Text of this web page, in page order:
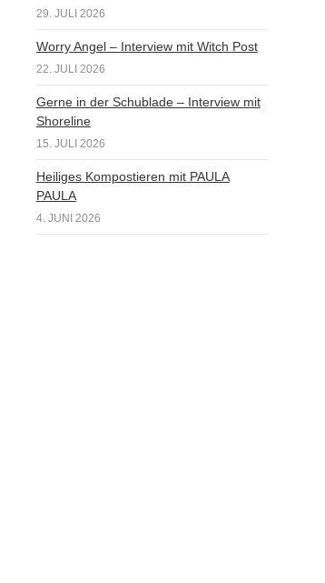
29. JULI 2026
Worry Angel – Interview mit Witch Post
22. JULI 2026
Gerne in der Schublade – Interview mit
Shoreline
15. JULI 2026
Heiliges Kompostieren mit PAULA
PAULA
4. JUNI 2026